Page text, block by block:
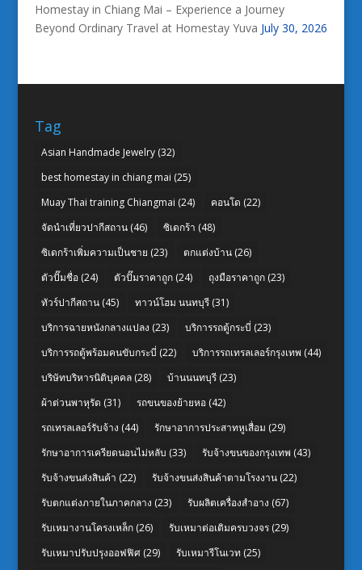
Homestay in Chiang Mai – Experience a Journey
Beyond Ordinary Travel at Homestay Yuva July 30, 2026
Tag
Asian Handmade Jewelry(32)
best homestay in chiang mai (25)
Muay Thai training Chiangmai (24) คอนโด (22)
จัดนำเที่ยวปากีสถาน(46) ซิเดกร้า (48)
ซิเดกร้าเพิ่มความเป็นชาย (23) ตกแต่งบ้าน(26)
ตัวปั๊มชื่อ(24) ตัวปั๊มราคาถูก(24) ถุงมือราคาถูก(23)
ทัวร์ปากีสถาน(45) ทาวน์โฮม นนทบุรี(31)
บริการฉายหนังกลางแปลง (23) บริการรถตู้กระบี่ (23)
บริการรถตู้พร้อมคนขับกระบี่ (22) บริการรถเทรลเลอร์กรุงเทพ (44)
บริษัทบริหารนิติบุคคล(28) บ้านนนทบุรี(23)
ผ้าต่วนพาหุรัด (31) รถขนของย้ายหอ(42)
รถเทรลเลอร์รับจ้าง (44) รักษาอาการประสาทหูเสื่อม (29)
รักษาอาการเครียดนอนไม่หลับ (33) รับจ้างขนของกรุงเทพ (43)
รับจ้างขนส่งสินค้า (22) รับจ้างขนส่งสินค้าตามโรงงาน(22)
รับตกแต่งภายในภาคกลาง (23) รับผลิตเครื่องสำอาง (67)
รับเหมางานโครงเหล็ก(26) รับเหมาต่อเติมครบวงจร(29)
รับเหมาปรับปรุงออฟฟิศ(29) รับเหมารีโนเวท (25)